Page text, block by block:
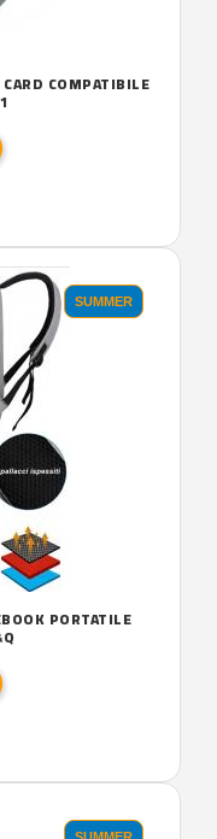
COMPATIBILE
SUMMER
PORTATILE